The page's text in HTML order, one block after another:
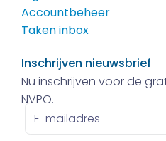
Accountbeheer
Taken inbox
Inschrijven nieuwsbrief
Nu inschrijven voor de
NVPO.
E-
mailadres